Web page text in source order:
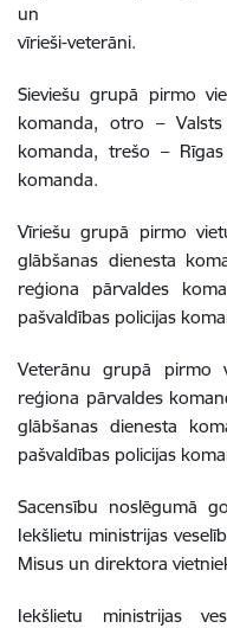
un
vīrieši-veterāni.
Sieviešu grupā pirmo
komanda, otro –
komanda, trešo – Rīgas
komanda.
Vīriešu grupā pirmo
glābšanas dienesta
reģiona pārvaldes
pašvaldības policijas
Veterānu grupā pirmo
reģiona pārvaldes
glābšanas dienesta
pašvaldības policijas
Sacensību noslēgumā
Iekšlietu ministrijas
Misus un direktora
Iekšlietu ministrijas